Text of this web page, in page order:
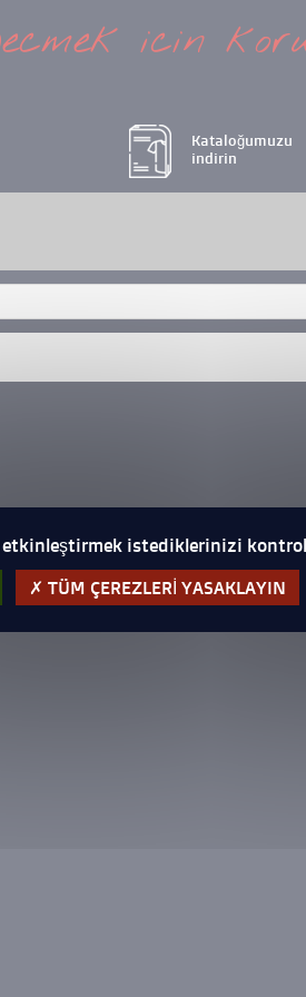
icin
Kataloğumuzu
indirin
etkinleştirmek istediklerinizi
TÜM ÇEREZLERI YASAKLAYIN